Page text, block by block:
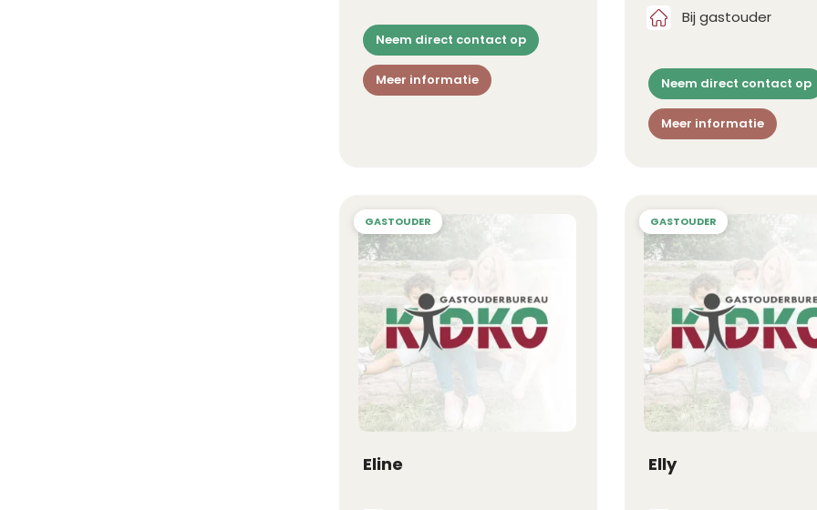
Neem direct contact op
Meer informatie
Bij gastouder
Neem direct contact op
Meer informatie
Eline Elly